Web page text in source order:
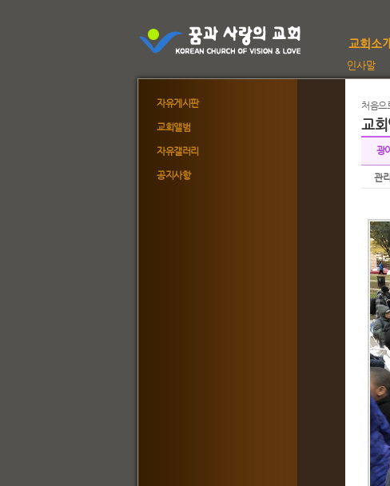
인사말
교회소
자유게시판
교회앨범
자유갤러리
공지사항
처음으
교
광
관